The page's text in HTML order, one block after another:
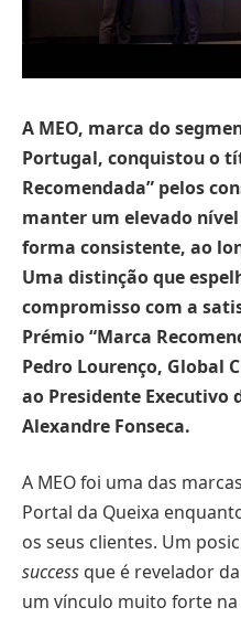
A MEO, marca do
Portugal, conquistou o
Recomendada” pelos
manter um elevado
forma consistente, ao
Uma distinção que
compromisso com a
Prémio “Marca
Pedro Lourenço, Global
ao Presidente Executivo
Alexandre Fonseca.
A MEO foi uma das
Portal da Queixa
os seus clientes. Um
success que é revelador
um vínculo muito forte